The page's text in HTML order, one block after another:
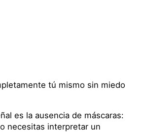
tú mismo sin miedo
es la ausencia de máscaras:
necesitas interpretar un